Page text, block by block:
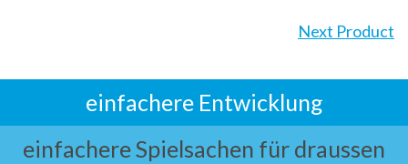
Next Product
einfachere Entwicklung
einfachere Spielsachen für draussen